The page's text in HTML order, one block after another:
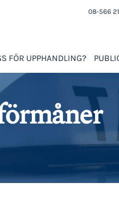
08-566
FÖR UPPHANDLING?